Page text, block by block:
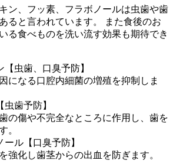
ン、フッ素、フラボノールは虫歯や歯
ると言われています。 また食後のお
る食べものを洗い流す効果も期待でき
【虫歯、口臭予防】
になる口腔内細菌の増殖を抑制しま
歯予防】
の傷や不完全なところに作用し、歯を
。
ール【口臭予防】
強化し歯茎からの出血を防ぎます。